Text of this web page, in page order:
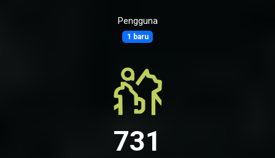
Pengguna
1 baru
731